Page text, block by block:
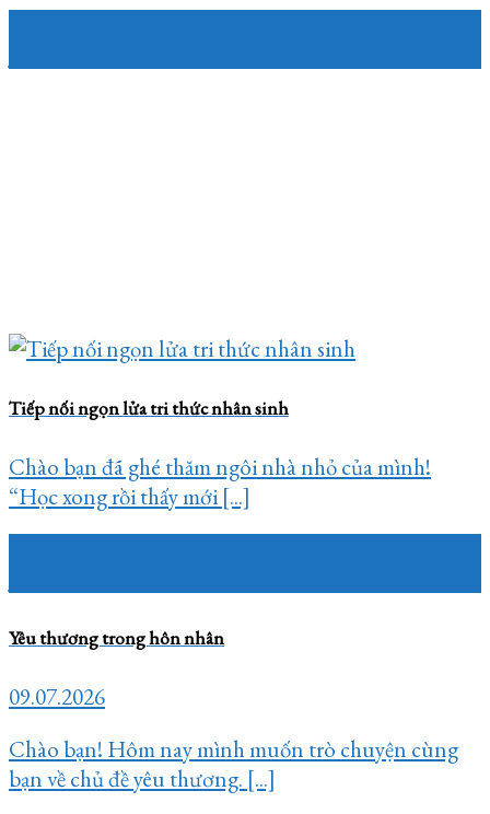
Tiếp nối ngọn lửa tri thức nhân sinh
Chào bạn đã ghé thăm ngôi nhà nhỏ của mình!
“Học xong rồi thấy mới [...]
Yêu thương trong hôn nhân
09.07.2026
Chào bạn! Hôm nay mình muốn trò chuyện cùng
bạn về chủ đề yêu thương. [...]